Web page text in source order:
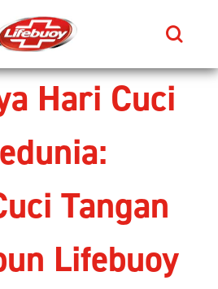
Search
Hari Cuci
Tangan
Lifebuoy